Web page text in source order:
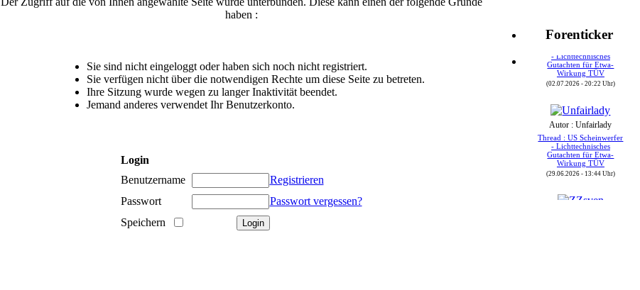
haben :
Sie sind nicht eingeloggt oder haben sich noch nicht registriert.
Sie verfügen nicht über die notwendigen Rechte um diese Seite zu betreten.
Ihre Sitzung wurde wegen zu langer Inaktivität beendet.
Jemand anderes verwendet Ihr Benutzerkonto.
Login
Benutzername
Registrieren
Passwort
Passwort vergessen?
Speichern
Forenticker
Autor : Speedy24
Thread : US Scheinwerfer
Gutachten für Etwa-
Wirkung TÜV
(02.07.2026 - 20:22 Uhr)
Autor : Unfairlady
Thread : US Scheinwerfer
- Lichttechnisches
Gutachten für Etwa-
Wirkung TÜV
(29.06.2026 - 13:44 Uhr)